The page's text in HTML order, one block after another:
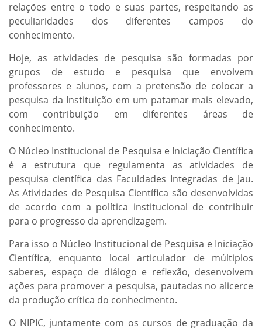
relações entre o todo e suas partes, respeitando as
peculiaridades dos diferentes campos do
conhecimento.
Hoje, as atividades de pesquisa são formadas por
grupos de estudo e pesquisa que envolvem
professores e alunos, com a pretensão de colocar a
pesquisa da Instituição em um patamar mais elevado,
com contribuição em diferentes áreas de
conhecimento.
O Núcleo Institucional de Pesquisa e Iniciação Científica
é a estrutura que regulamenta as atividades de
pesquisa científica das Faculdades Integradas de Jau.
As Atividades de Pesquisa Científica são desenvolvidas
de acordo com a política institucional de contribuir
para o progresso da aprendizagem.
Para isso o Núcleo Institucional de Pesquisa e Iniciação
Científica, enquanto local articulador de múltiplos
saberes, espaço de diálogo e reflexão, desenvolvem
ações para promover a pesquisa, pautadas no alicerce
da produção crítica do conhecimento.
O NIPIC, juntamente com os cursos de graduação da